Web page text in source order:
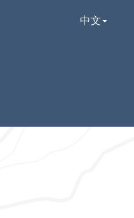
中文